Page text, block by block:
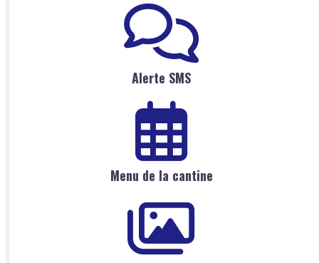
Alerte SMS
Menu de la cantine